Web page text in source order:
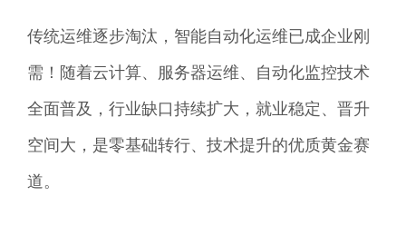
传统运维逐步淘汰，智能自动化运维已成企业刚
需！随着云计算、服务器运维、自动化监控技术
全面普及，行业缺口持续扩大，就业稳定、晋升
空间大，是零基础转行、技术提升的优质黄金赛
道。